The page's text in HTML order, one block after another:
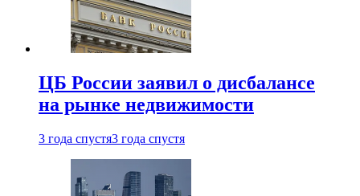
ЦБ России заявил о дисбалансе
на рынке недвижимости
3 года спустя3 года спустя